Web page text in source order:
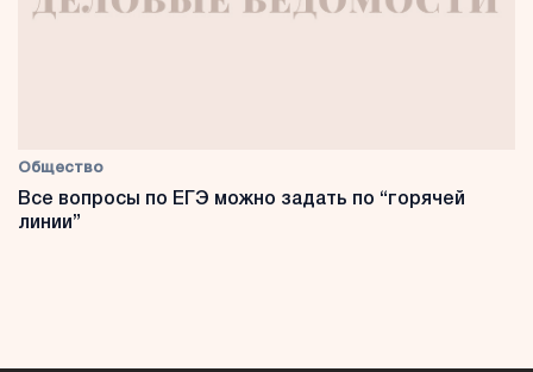
Общество
Все вопросы по ЕГЭ можно задать по “горячей
линии”